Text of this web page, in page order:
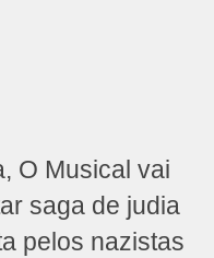
O Musical vai
saga de judia
pelos nazistas